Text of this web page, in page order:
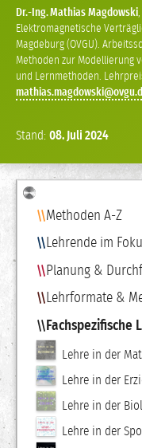
Dr.-Ing.Mathias Magdowski
Elektromagnetische
Magdeburg (OVGU).
Methoden zur Modellierung
und Lernmethoden.
mathiasmagdowski
Stand: 08. Juli 2024
Navigation
Methoden A-Z
Lehrende im
Planung &
Lehrformate &
Fachspezifische
Lehre in der
Lehre in der
Lehre in der
Lehre in der